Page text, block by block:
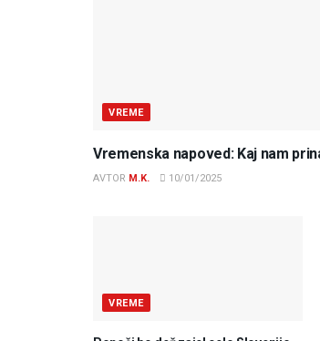
VREME
Vremenska napoved: Kaj nam
AVTOR M.K. 10/01/2025
VREME